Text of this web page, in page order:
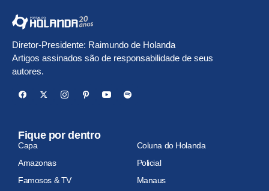
Diretor-Presidente: Raimundo de Holanda
Artigos assinados são de responsabilidade de seus
autores.
Fique por dentro
Capa
Coluna do Holanda
Amazonas
Policial
Famosos & TV
Manaus